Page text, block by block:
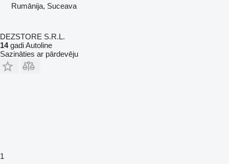
Rumānija, Suceava
DEZSTORE S.R.L.
14gadi Autoline
Sazināties ar pārdevēju
1